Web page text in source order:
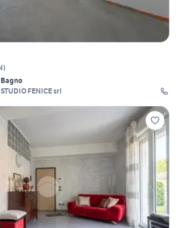
)
Bagno
FENICE srl